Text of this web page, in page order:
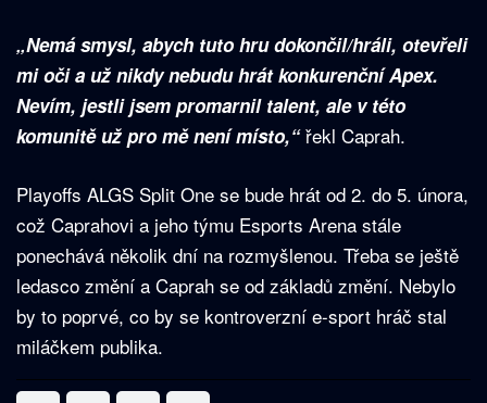
„Nemá smysl, abych tuto hru dokončil/hráli, otevřeli
mi oči a už nikdy nebudu hrát konkurenční Apex.
Nevím, jestli jsem promarnil talent, ale v této
komunitě už pro mě není místo,“řekl Caprah.
Playoffs ALGS Split One se bude hrát od 2. do 5. února,
což Caprahovi a jeho týmu Esports Arena stále
ponechává několik dní na rozmyšlenou. Třeba se ještě
ledasco změní a Caprah se od základů změní. Nebylo
by to poprvé, co by se kontroverzní e-sport hráč stal
miláčkem publika.